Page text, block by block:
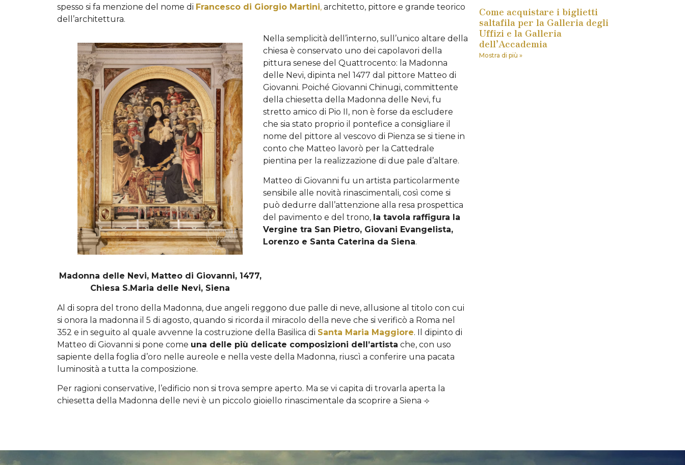
spesso si fa menzione del nome di Francesco di Giorgio Martini, architetto, pittore e grande teorico
dell’architettura.
Madonna delle Nevi, Matteo di Giovanni, 1477,
Chiesa S.Maria delle Nevi, Siena
Nella semplicità dell’interno, sull’unico altare della
chiesa è conservato uno dei capolavori della
pittura senese del Quattrocento: la Madonna
delle Nevi, dipinta nel 1477 dal pittore Matteo di
Giovanni. Poiché Giovanni Chinugi, committente
della chiesetta della Madonna delle Nevi, fu
stretto amico di Pio II, non è forse da escludere
che sia stato proprio il pontefice a consigliare il
nome del pittore al vescovo di Pienza se si tiene in
conto che Matteo lavorò per la Cattedrale
pientina per la realizzazione di due pale d’altare.
Matteo di Giovanni fu un artista particolarmente
sensibile alle novità rinascimentali, così come si
può dedurre dall’attenzione alla resa prospettica
del pavimento e del trono, la tavola raffigura la
Vergine tra San Pietro, Giovani Evangelista,
Lorenzo e Santa Caterina da Siena.
Al di sopra del trono della Madonna, due angeli reggono due palle di neve, allusione al titolo con cui
si onora la madonna il 5 di agosto, quando si ricorda il miracolo della neve che si verificò a Roma nel
352 e in seguito al quale avvenne la costruzione della Basilica di Santa Maria Maggiore. Il dipinto di
Matteo di Giovanni si pone come una delle più delicate composizioni dell’artista che, con uso
sapiente della foglia d’oro nelle aureole e nella veste della Madonna, riuscì a conferire una pacata
luminosità a tutta la composizione.
Per ragioni conservative, l’edificio non si trova sempre aperto. Ma se vi capita di trovarla aperta la
chiesetta della Madonna delle nevi è un piccolo gioiello rinascimentale da scoprire a Siena ⟢
Come acquistare i biglietti
saltafila per la Galleria degli
Uffizi e la Galleria
dell’Accademia
Mostra di più »